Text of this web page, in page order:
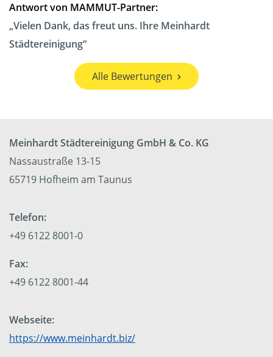
Antwort von MAMMUT-Partner:
Vielen Dank, das freut uns. Ihre Meinhardt
Städtereinigung
Alle Bewertungen
Meinhardt Städtereinigung GmbH & Co. KG
Nassaustraße 13-15
65719 Hofheim am Taunus
Telefon:
+49 6122 8001-0
Fax:
+49 6122 8001-44
Webseite:
https://www.meinhardt.biz/